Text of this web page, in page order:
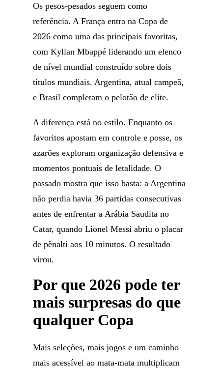
Os pesos-pesados seguem como
referência. A França entra na Copa de
2026 como uma das principais favoritas,
com Kylian Mbappé liderando um elenco
de nível mundial construído sobre dois
títulos mundiais. Argentina, atual campeã,
e Brasil completam o pelotão de elite.
A diferença está no estilo. Enquanto os
favoritos apostam em controle e posse, os
azarões exploram organização defensiva e
momentos pontuais de letalidade. O
passado mostra que isso basta: a Argentina
não perdia havia 36 partidas consecutivas
antes de enfrentar a Arábia Saudita no
Catar, quando Lionel Messi abriu o placar
de pênalti aos 10 minutos. O resultado
virou.
Por que 2026 pode ter
mais surpresas do que
qualquer Copa
Mais seleções, mais jogos e um caminho
mais acessível ao mata-mata multiplicam